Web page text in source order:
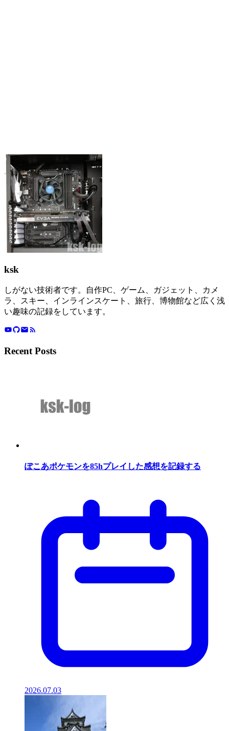
ksk
しがない技術者です。自作PC、ゲーム、ガジェット、カメ
ラ、スキー、インラインスケート、旅行、博物館など広く浅
い趣味の記録をしています。
Recent Posts
ぽこあポケモンを85hプレイした感想を記録する
2026.07.03